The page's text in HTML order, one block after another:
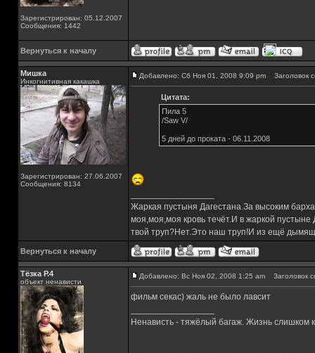
Зарегистрирован: 05.12.2007
Сообщения: 1442
Вернуться к началу
Мишка
Инкогнитивная какашка
Зарегистрирован: 27.06.2007
Сообщения: 8134
Добавлено: Сб Ноя 01, 2008 9:09 pm Заголовок
Цитата:
Пила 5
/Saw V/
5 дней до проката - 06.11.2008
Жаркая пустыня Дагестана.За высоким
моя,моя,моя кровь течёт.И в жаркой
твой труп?Нет.Это наш труп!И из ещё
Вернуться к началу
Тёзка Р.4
объект ненависти
Добавлено: Вс Ноя 02, 2008 1:25 am Заголовок
фильм секас) жаль не было лавсит
Ненависть - тяжёлый багаж. Жизнь слишком